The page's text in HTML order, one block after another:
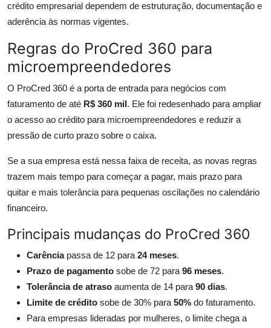
crédito empresarial dependem de estruturação, documentação e
aderência às normas vigentes.
Regras do ProCred 360 para
microempreendedores
O ProCred 360 é a porta de entrada para negócios com
faturamento de até R$ 360 mil. Ele foi redesenhado para ampliar
o acesso ao crédito para microempreendedores e reduzir a
pressão de curto prazo sobre o caixa.
Se a sua empresa está nessa faixa de receita, as novas regras
trazem mais tempo para começar a pagar, mais prazo para
quitar e mais tolerância para pequenas oscilações no calendário
financeiro.
Principais mudanças do ProCred 360
Carênciapassa de 12 para 24 meses.
Prazo de pagamento sobe de 72 para 96 meses.
Tolerância de atraso aumenta de 14 para 90 dias.
Limite de crédito sobe de 30% para 50% do faturamento.
Para empresas lideradas por mulheres, o limite chega a